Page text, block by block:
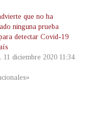
que no ha
ninguna prueba
detectar Covid-19
11 diciembre 2020 11:34